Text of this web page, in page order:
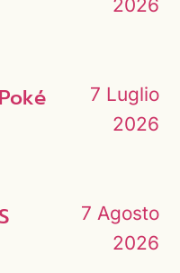
2026
7 Luglio
2026
7 Agosto
2026